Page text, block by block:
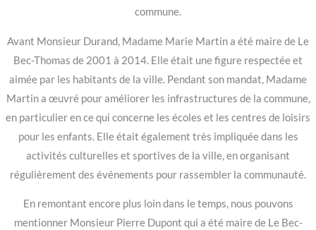
commune.
Avant Monsieur Durand, Madame Marie Martin a été maire de Le
Bec-Thomas de 2001 à 2014. Elle était une figure respectée et
aimée par les habitants de la ville. Pendant son mandat, Madame
Martin a œuvré pour améliorer les infrastructures de la commune,
en particulier en ce qui concerne les écoles et les centres de loisirs
pour les enfants. Elle était également très impliquée dans les
activités culturelles et sportives de la ville, en organisant
régulièrement des événements pour rassembler la communauté.
En remontant encore plus loin dans le temps, nous pouvons
mentionner Monsieur Pierre Dupont qui a été maire de Le Bec-